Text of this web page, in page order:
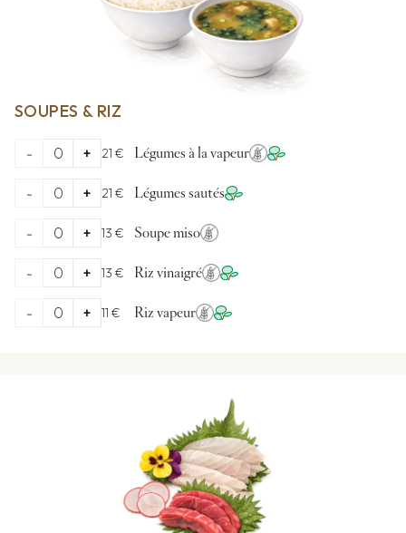
SOUPES & RIZ
- 0 + 21 € Légumes à la vapeur
- 0 + 21 € Légumes sautés
- 0 + 13 € Soupe miso
- 0 + 13 € Riz vinaigré
- 0 + 11 € Riz vapeur